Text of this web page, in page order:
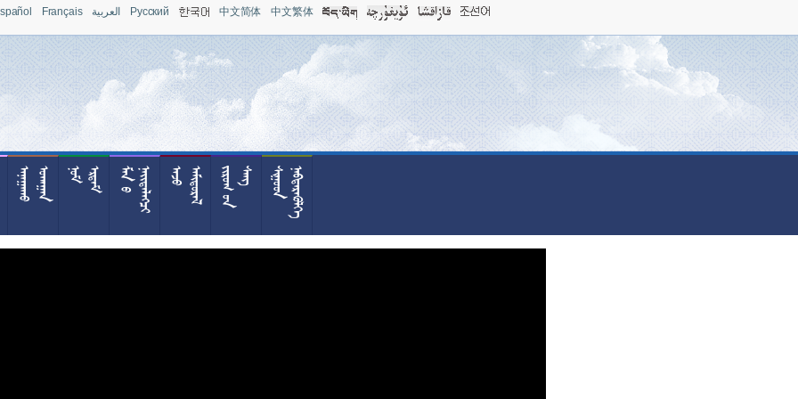
Français العربية Pусский 中文简体 中文繁体











  





  












 








  







 














